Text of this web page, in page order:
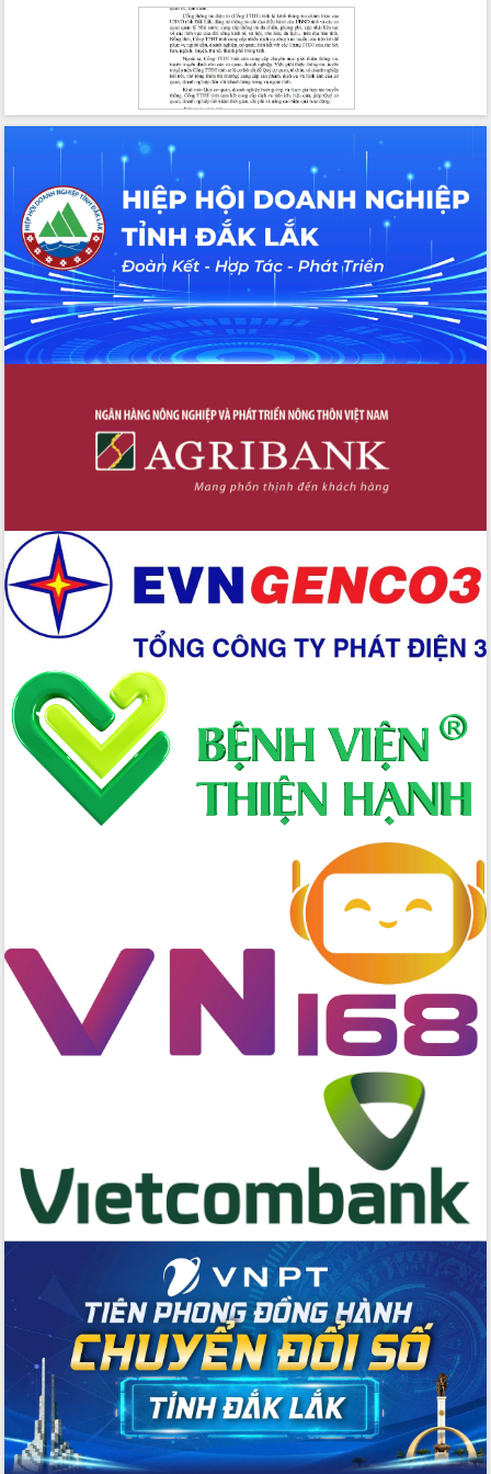
Hội nghị Ban Chấp hành Đảng bộ tỉnh
Đắk Lắk lần thứ 2 (mở rộng)
Tập trung giải phóng mặt bằng, đẩy
nhanh tiến độ Tuyến đường bộ ven
Gỡ khó, khởi công xây dựng, sửa chữa
toàn bộ nhà ở cho hộ dân đúng tiến độ
UBND tỉnh Đắk Lắk tổng kết công tác
quốc phòng, quân sự địa phương năm
2025
Tập trung triển khai quyết liệt, đồng bộ
các giải pháp nhằm thực hiện hiệu quả
các nhiệm vụ đề ra năm 2025
Phát huy vai trò của người có uy tín
trong phòng chống tảo hôn và hôn
Nông sản Tây Nguyên thu hút doanh
nghiệp nước ngoài
Đắk Lắk định vị thương hiệu du lịch
“Biển – Rừng – Cà phê” trong không
Hội nghị chia sẻ kinh nghiệm, chuyển
giao kỹ thuật y tế, định hướng phát
triển chuyên sâu đến 2030
Chuyển đổi số mở ra không gian phát
triển trong lĩnh vực văn hóa, du lịch
Công bố quyết định của Ban Thường
vụ Tỉnh ủy về công tác cán bộ.
Thủ tướng Phạm Minh Chính: Khẩn
trương tái thiết cuộc sống người dân
sau thiên tai
Tập trung nâng cao chất lượng, tổ
chức sản xuất sầu riêng theo hướng
Khởi công xây dựng Trường Phổ thông
nội trú liên cấp tiểu học và THCS xã Ia
Rvê
Phó Thủ tướng Chính phủ Mai Văn
Chính chia sẻ, động viên người dân
Tập trung đẩy nhanh giải ngân nguồn
vốn các chương trình mục tiêu quốc
gia
Xã Ea H'leo giữ vững và nâng cao chất
lượng các tiêu chí nông thôn mới
Công bố quyết định của Ban Thường
vụ Tỉnh ủy về công tác cán bộ
Nâng cao trách nhiệm người đứng
đầu, phát huy tinh thần chủ động,
sáng tạo để đảm bảo tiến độ giải ngân
vốn đầu tư công năm 2025
Sở Công Thương đột phá số hóa 100%
thủ tục trực tuyến lấy sự hài lòng của